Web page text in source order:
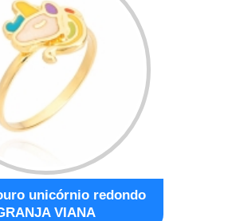
unicórnio redondo
VIANA